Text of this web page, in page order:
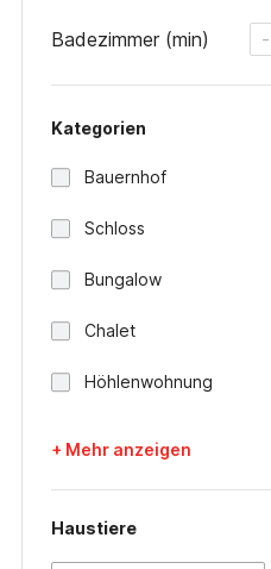
Badezimmer (min) -
Kategorien
Bauernhof
Schloss
Bungalow
Chalet
Höhlenwohnung
+ Mehr anzeigen
Haustiere